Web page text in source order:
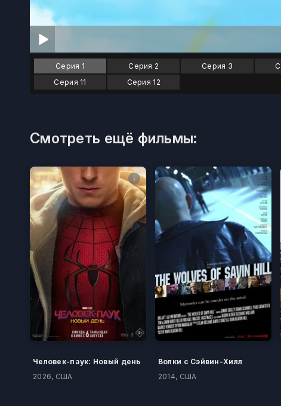
Серия 1 Серия 2 Серия 3
Серия 11
Серия 12
Смотреть ещё фильмы:
Человек-паук: Новый день
2026, США
Волки с Сэйвин-Хилл
2014, США